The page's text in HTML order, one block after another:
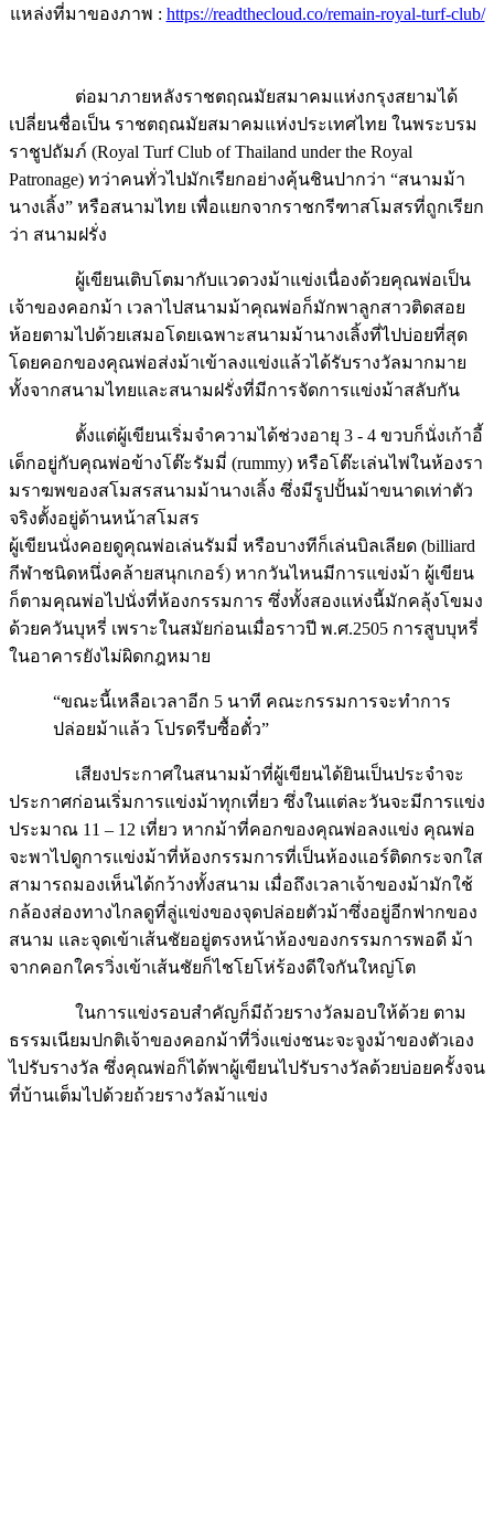
แหล่งที่มาของภาพ : https://readthecloud.co/remain-royal-turf-club/
ต่อมาภายหลังราชตฤณมัยสมาคมแห่งกรุงสยามได้
เปลี่ยนชื่อเป็น ราชตฤณมัยสมาคมแห่งประเทศไทย ในพระบรม
ราชูปถัมภ์ (Royal Turf Club of Thailand under the Royal
Patronage) ทว่าคนทั่วไปมักเรียกอย่างคุ้นชินปากว่า “สนามม้า
นางเลิ้ง” หรือสนามไทย เพื่อแยกจากราชกรีฑาสโมสรที่ถูกเรียก
ว่า สนามฝรั่ง
ผู้เขียนเติบโตมากับแวดวงม้าแข่งเนื่องด้วยคุณพ่อเป็น
เจ้าของคอกม้า เวลาไปสนามม้าคุณพ่อก็มักพาลูกสาวติดสอย
ห้อยตามไปด้วยเสมอโดยเฉพาะสนามม้านางเลิ้งที่ไปบ่อยที่สุด
โดยคอกของคุณพ่อส่งม้าเข้าลงแข่งแล้วได้รับรางวัลมากมาย
ทั้งจากสนามไทยและสนามฝรั่งที่มีการจัดการแข่งม้าสลับกัน
ตั้งแต่ผู้เขียนเริ่มจำความได้ช่วงอายุ 3 - 4 ขวบก็นั่งเก้าอี้
เด็กอยู่กับคุณพ่อข้างโต๊ะรัมมี่ (rummy) หรือโต๊ะเล่นไพ่ในห้องรา
มราฆพของสโมสรสนามม้านางเลิ้ง ซึ่งมีรูปปั้นม้าขนาดเท่าตัว
จริงตั้งอยู่ด้านหน้าสโมสร
ผู้เขียนนั่งคอยดูคุณพ่อเล่นรัมมี่ หรือบางทีก็เล่นบิลเลียด (billiard
กีฬาชนิดหนึ่งคล้ายสนุกเกอร์) หากวันไหนมีการแข่งม้า ผู้เขียน
ก็ตามคุณพ่อไปนั่งที่ห้องกรรมการ ซึ่งทั้งสองแห่งนี้มักคลุ้งโขมง
ด้วยควันบุหรี่ เพราะในสมัยก่อนเมื่อราวปี พ.ศ.2505 การสูบบุหรี่
ในอาคารยังไม่ผิดกฎหมาย
“ขณะนี้เหลือเวลาอีก 5 นาที คณะกรรมการจะทำการ
ปล่อยม้าแล้ว โปรดรีบซื้อตั๋ว”
เสียงประกาศในสนามม้าที่ผู้เขียนได้ยินเป็นประจำจะ
ประกาศก่อนเริ่มการแข่งม้าทุกเที่ยว ซึ่งในแต่ละวันจะมีการแข่ง
ประมาณ 11 – 12 เที่ยว หากม้าที่คอกของคุณพ่อลงแข่ง คุณพ่อ
จะพาไปดูการแข่งม้าที่ห้องกรรมการที่เป็นห้องแอร์ติดกระจกใส
สามารถมองเห็นได้กว้างทั้งสนาม เมื่อถึงเวลาเจ้าของม้ามักใช้
กล้องส่องทางไกลดูที่ลู่แข่งของจุดปล่อยตัวม้าซึ่งอยู่อีกฟากของ
สนาม และจุดเข้าเส้นชัยอยู่ตรงหน้าห้องของกรรมการพอดี ม้า
จากคอกใครวิ่งเข้าเส้นชัยก็ไชโยโห่ร้องดีใจกันใหญ่โต
ในการแข่งรอบสำคัญก็มีถ้วยรางวัลมอบให้ด้วย ตาม
ธรรมเนียมปกติเจ้าของคอกม้าที่วิ่งแข่งชนะจะจูงม้าของตัวเอง
ไปรับรางวัล ซึ่งคุณพ่อก็ได้พาผู้เขียนไปรับรางวัลด้วยบ่อยครั้งจน
ที่บ้านเต็มไปด้วยถ้วยรางวัลม้าแข่ง